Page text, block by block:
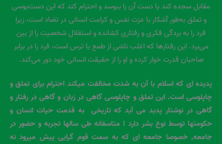
مقابل سجده کند یا دست آن را ببوسد و احترام کند که این دست‌بوسی
و تملق به‌طور آشکار با عزت نفس و کرامت انسانی در تضاد است، زیرا
فرد را به بردگی فکری و رفتاری کشانده و استقلال شخصیت را از بین
می‌برد. این رفتارها که اغلب ناشی از طمع یا ترس است، فرد را در برابر
صاحبان قدرت خوار کرده و او را از حقیقت انسانی خود دور می‌کند.
پدیده ای که اسلام با آن به شدت مخالفت میکند احترام برای تملق و
چاپلوسی است. این تملق و چاپلوسی گاهی در زبان و گاهی در رفتار و
گاهی در نوشتار پدید می آید که تاریخی به قدمت حیات انسان و
حکومتها توسط نوع بشر دارد ! متاسفانه طی سالها تجربه و حضور در
جامعه, خصوصا جامعه ای که به سمت قوم گرایی پیش میرود نه